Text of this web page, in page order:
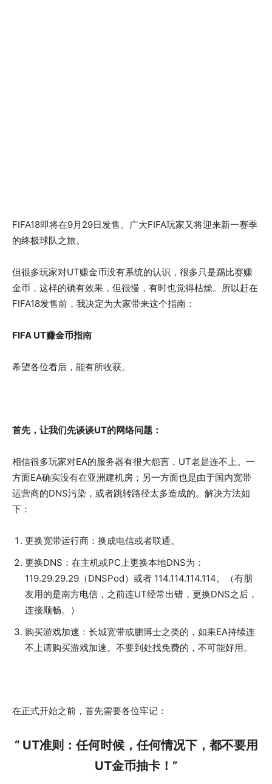
FIFA18即将在9月29日发售。广大FIFA玩家又将迎来新一赛季
的终极球队之旅。
但很多玩家对UT赚金币没有系统的认识，很多只是踢比赛赚
金币，这样的确有效果，但很慢，有时也觉得枯燥。所以赶在
FIFA18发售前，我决定为大家带来这个指南：
FIFA UT赚金币指南
希望各位看后，能有所收获。
首先，让我们先谈谈UT的网络问题：
相信很多玩家对EA的服务器有很大怨言，UT老是连不上。一
方面EA确实没有在亚洲建机房；另一方面也是由于国内宽带
运营商的DNS污染，或者跳转路径太多造成的。解决方法如
下：
更换宽带运行商：换成电信或者联通。
更换DNS：在主机或PC上更换本地DNS为：
119.29.29.29（DNSPod）或者 114.114.114.114。（有朋
友用的是南方电信，之前连UT经常出错，更换DNS之后，
连接顺畅。）
购买游戏加速：长城宽带或鹏博士之类的，如果EA持续连
不上请购买游戏加速。不要到处找免费的，不可能好用。
在正式开始之前，首先需要各位牢记：
“ UT准则：任何时候，任何情况下，都不要用
UT金币抽卡！”